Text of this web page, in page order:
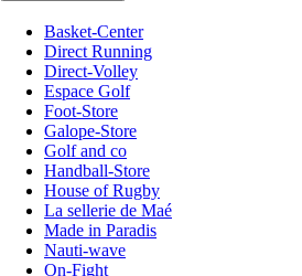
Basket-Center
Direct Running
Direct-Volley
Espace Golf
Foot-Store
Galope-Store
Golf and co
Handball-Store
House of Rugby
La sellerie de Maé
Made in Paradis
Nauti-wave
On-Fight